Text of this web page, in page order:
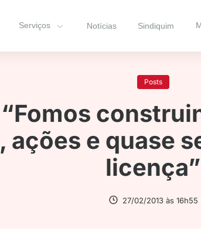
Serviços Notícias Sindiquim
Posts
ações e quase
licença”
27/02/2013 às 16h55